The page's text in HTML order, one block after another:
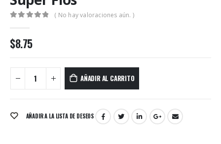
( No hay valoraciones aún. )
$8.75
AÑADIR AL CARRITO
AÑADIR A LA LISTA DE DESEOS